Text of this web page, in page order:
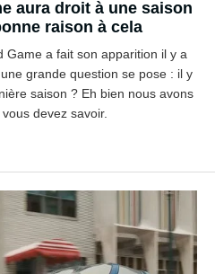
aura droit à une saison
raison à cela
Game a fait son apparition il y a
grande question se pose : il y
saison ? Eh bien nous avons
devez savoir.